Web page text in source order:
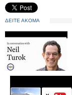
ΔΕΙΤΕ ΑΚΟΜΑ